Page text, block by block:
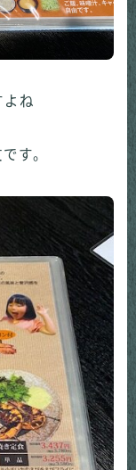
よね
す。